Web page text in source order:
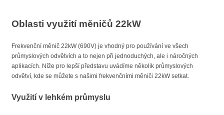
Oblasti využití měničů 22kW
Frekvenční měnič 22kW (690V) je vhodný pro používání ve všech
průmyslových odvětvích a to nejen při jednoduchých, ale i náročných
aplikacích. Níže pro lepší představu uvádíme několik průmyslových
odvětví, kde se můžete s našimi frekvenčními měniči 22kW setkat.
Využití v lehkém průmyslu